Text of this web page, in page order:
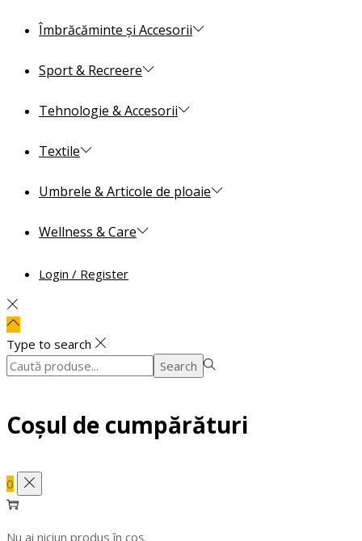
Îmbrăcăminte și Accesorii
Sport & Recreere
Tehnologie & Accesorii
Textile
Umbrele & Articole de ploaie
Wellness & Care
Login / Register
Type to search
Search
Search
Coșul de cumpărături
0
Nu ai niciun produs în coș.